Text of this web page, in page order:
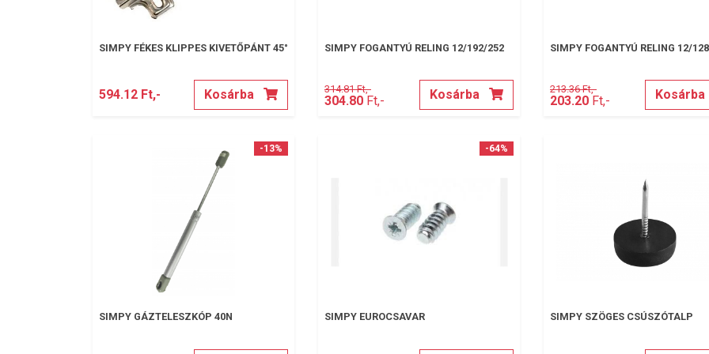
SIMPY FÉKES KLIPPES KIVETŐPÁNT 45°
594.12 Ft,- Kosárba
SIMPY FOGANTYÚ RELING 12/192/252
314.81 Ft,-
304.80 Ft,- Kosárba
SIMPY FOGANTYÚ RELING 12/
213.36 Ft,-
203.20 Ft,- Kosárba
-13%
SIMPY GÁZTELESZKÓP 40N
-64%
SIMPY EUROCSAVAR SIMPY SZÖGES CSÚSZÓTALP